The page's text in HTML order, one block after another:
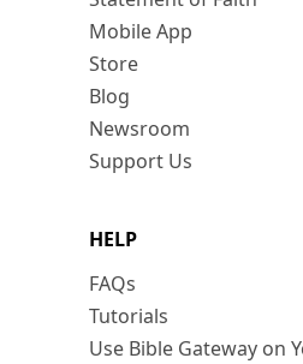
Mobile App
Store
Blog
Newsroom
Support Us
HELP
FAQs
Tutorials
Use Bible Gateway on